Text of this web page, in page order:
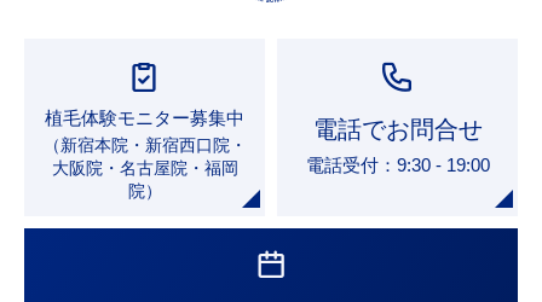
植毛体験モニター募集中
（新宿本院・新宿西口院・
大阪院・名古屋院・福岡
院）
電話でお問合せ
電話受付：9:30 - 19:00